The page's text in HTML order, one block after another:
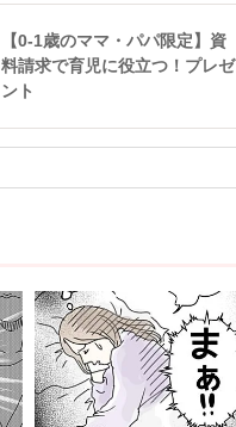
【0-1歳のママ・パパ限定】資
料請求で育児に役立つ！プレゼ
ント